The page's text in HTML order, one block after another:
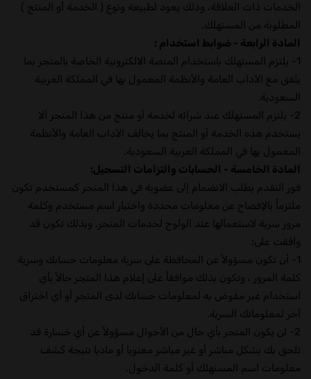
الخدمات ذات العلاقة، وذلك يعود لطبيعة ونوع ( الخدمة أو المنتج )
المطلوبة من المستهلك.
المادة الرابعة - ضوابط استخدام :
1- يلتزم المستهلك باستخدام المنصة الالكترونية الخاصة بالمتجر بما
يتّفق مع الآداب العامة والأنظمة المعمول بها في المملكة العربية
السعودية.
2- يلتزم المستهلك عند شرائه لخدمة أو منتج من هذا المتجر ألا
يستخدم هذه الخدمة أو المنتج بما يخالف الآداب العامة والأنظمة
المعمول بها في المملكة العربية السعودية.
المادة الخامسة - الحسابات والتزامات التسجيل:
فور التقدم بطلب الانضمام إلى عضوية في هذا المتجر كمستخدم تكون
ملتزماً بالإفصاح عن معلومات محددة واختيار اسم مستخدم وكلمة
مرور سرية لاستعمالها عند الولوج لخدمات المتجر. وبذلك تكون قد
وافقت على:
1- أن تكون مسؤولاً عن المحافظة على سرية معلومات حسابك وسرية
كلمة المرور ، وتكون بذلك موافقاً على إعلام هذا المتجر حالاً بأي
استخدام غير مفوض به لمعلومات حسابك لدى المتجر أو أي اختراق
آخر لمعلوماتك السرية.
2- لن يكون المتجر بأي حال من الأحوال مسؤولاً عن أي خسارة قد
تلحق بك بشكل مباشر أو غير مباشر معنويا أو ماديا نتيجة كشف
معلومات اسم المستهلك أو كلمة الدخول.